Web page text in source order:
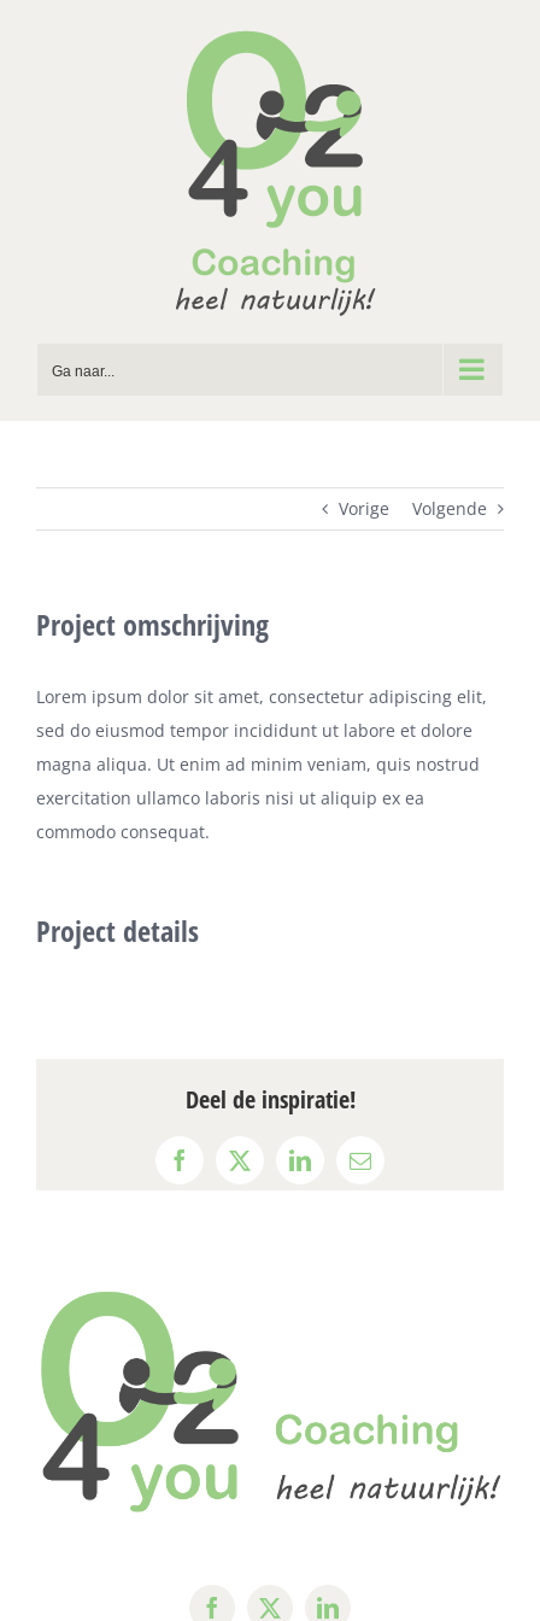
Ga naar...
Vorige Volgende
Project omschrijving
Lorem ipsum dolor sit amet, consectetur adipiscing elit,
sed do eiusmod tempor incididunt ut labore et dolore
magna aliqua. Ut enim ad minim veniam, quis nostrud
exercitation ullamco laboris nisi ut aliquip ex ea
commodo consequat.
Project details
Deel de inspiratie!
Facebook
X LinkedIn
E-